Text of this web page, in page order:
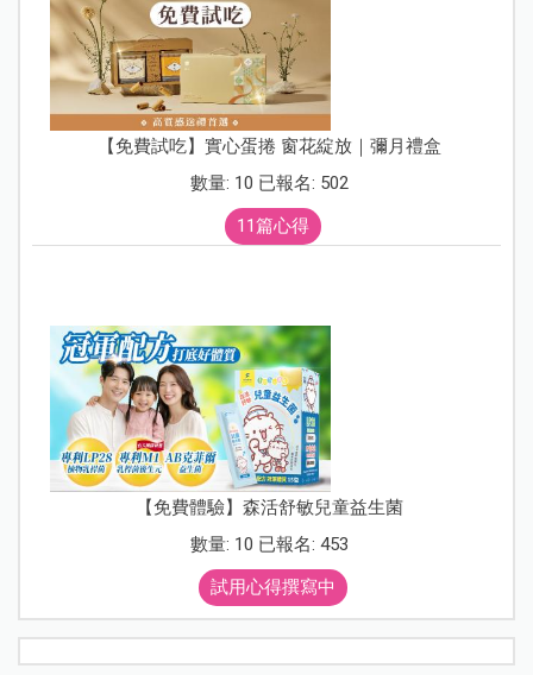
【免費試吃】實心蛋捲 窗花綻放｜彌月禮盒
數量: 10 已報名: 502
11篇心得
【免費體驗】森活舒敏兒童益生菌
數量: 10 已報名: 453
試用心得撰寫中